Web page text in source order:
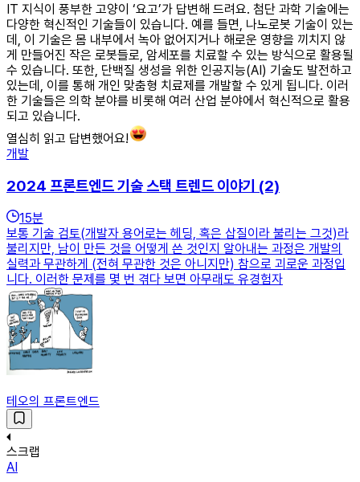
IT 지식이 풍부한 고양이 ‘요고’가 답변해 드려요. 첨단 과학 기술에는
다양한 혁신적인 기술들이 있습니다. 예를 들면, 나노로봇 기술이 있는
데, 이 기술은 몸 내부에서 녹아 없어지거나 해로운 영향을 끼치지 않
게 만들어진 작은 로봇들로, 암세포를 치료할 수 있는 방식으로 활용될
수 있습니다. 또한, 단백질 생성을 위한 인공지능(AI) 기술도 발전하고
있는데, 이를 통해 개인 맞춤형 치료제를 개발할 수 있게 됩니다. 이러
한 기술들은 의학 분야를 비롯해 여러 산업 분야에서 혁신적으로 활용
되고 있습니다.
열심히 읽고 답변했어요!
개발
2024 프론트엔드 기술 스택 트렌드 이야기 (2)
15분
보통 기술 검토(개발자 용어로는 헤딩, 혹은 삽질이라 불리는 그것)라
불리지만, 남이 만든 것을 어떻게 쓴 것인지 알아내는 과정은 개발의
실력과 무관하게 (전혀 무관한 것은 아니지만) 참으로 괴로운 과정입
니다. 이러한 문제를 몇 번 겪다 보면 아무래도 유경험자
테오의 프론트엔드
스크랩
AI